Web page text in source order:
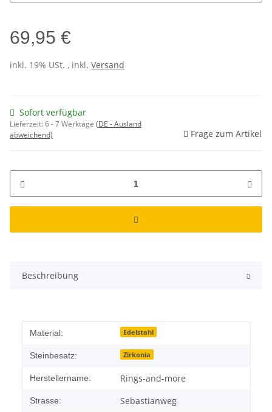
69,95 €
inkl. 19% USt. , inkl. Versand
Sofort verfügbar
Lieferzeit:6 - 7 Werktage (DE - Ausland
abweichend)
Frage zum Artikel
Beschreibung
Produkteigenschaft
Wert
Material: Edelstahl
Steinbesatz: Zirkonia
Herstellername: Rings-and-more
Strasse: Sebastianweg